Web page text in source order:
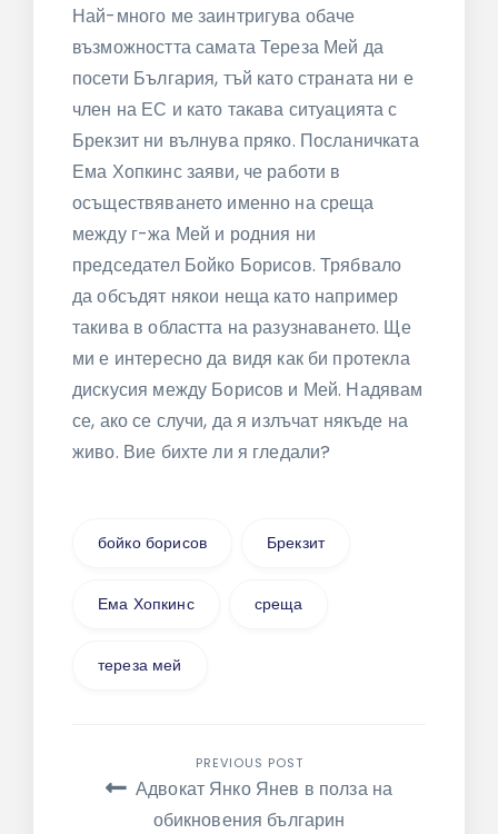
Най-много ме заинтригува обаче
възможността самата Тереза Мей да
посети България, тъй като страната ни е
член на ЕС и като такава ситуацията с
Брекзит ни вълнува пряко. Посланичката
Ема Хопкинс заяви, че работи в
осъществяването именно на среща
между г-жа Мей и родния ни
председател Бойко Борисов. Трябвало
да обсъдят някои неща като например
такива в областта на разузнаването. Ще
ми е интересно да видя как би протекла
дискусия между Борисов и Мей. Надявам
се, ако се случи, да я излъчат някъде на
живо. Вие бихте ли я гледали?
бойко борисов Брекзит
Ема Хопкинс среща
тереза мей
Навигация
PREVIOUS POST
Адвокат Янко Янев в полза на
обикновения българин